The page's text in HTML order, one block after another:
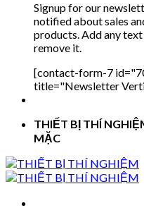
Signup for our
notified about sales
products. Add any
remove it.
[contact-form-7
title="Newsletter
THIẾT BỊ THÍ
MẶC